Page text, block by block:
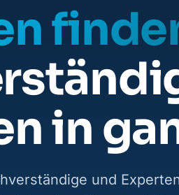
in
und